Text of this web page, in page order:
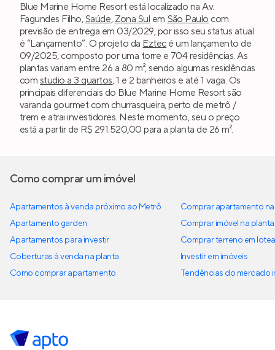
Blue Marine Home Resort está localizado na Av.
Fagundes Filho,Saúde, Zona Sul em São Paulo com
previsão de entrega em 03/2029, por isso seu status atual
é “Lançamento”. O projeto da Eztecé um lançamento de
09/2025, composto por uma torre e 704 residências. As
plantas variam entre 26 a 80 m², sendo algumas residências
com studio a 3 quartos, 1 e 2 banheiros e até 1 vaga. Os
principais diferenciais do Blue Marine Home Resort são
varanda gourmet com churrasqueira, perto de metrô /
trem e atrai investidores. Neste momento, seu o preço
está a partir de R$ 291.520,00 para a planta de 26 m².
Como comprar um imóvel
Apartamentos à venda próximo ao Metrô
Apartamento garden
Apartamentos para investir
Coberturas à venda na planta
Como comprar apartamento
Comprar apartamento
Comprar imóvel na planta
Comprar terreno em
Investir em imóveis
Tendências do mercado